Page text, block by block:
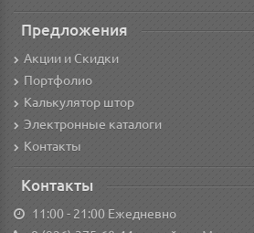
Предложения
Акции и Скидки
Портфолио
Калькулятор штор
Электронные каталоги
Контакты
Контакты
11:00 - 21:00 Ежедневно